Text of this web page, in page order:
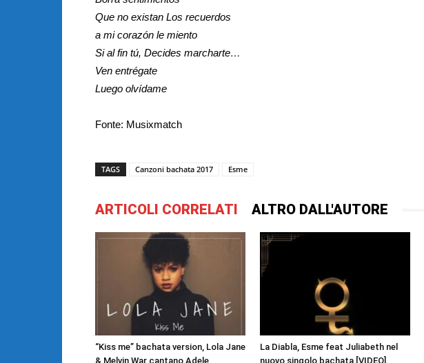
Que no existan Los recuerdos
a mi corazón le miento
Si al fin tú, Decides marcharte…
Ven entrégate
Luego olvídame
Fonte: Musixmatch
TAGS Canzoni bachata 2017 Esme
ARTICOLI CORRELATI ALTRO DALL'AUTORE
“Kiss me” bachata version, Lola Jane
& Melvin War cantano Adele
La Diabla, Esme feat Juliabeth nel
nuovo singolo bachata [VIDEO]